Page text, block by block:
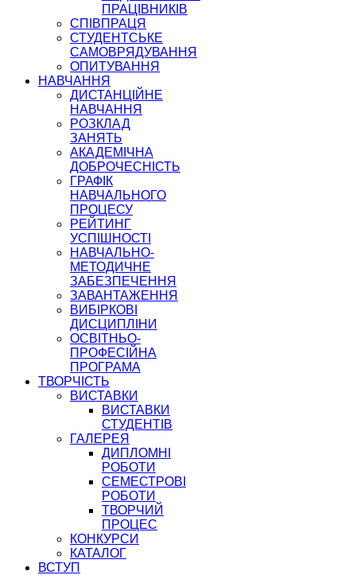
ПРАЦІВНИКІВ
СПІВПРАЦЯ
СТУДЕНТСЬКЕ
САМОВРЯДУВАННЯ
ОПИТУВАННЯ
НАВЧАННЯ
ДИСТАНЦІЙНЕ
НАВЧАННЯ
РОЗКЛАД
ЗАНЯТЬ
АКАДЕМІЧНА
ДОБРОЧЕСНІСТЬ
ГРАФІК
НАВЧАЛЬНОГО
ПРОЦЕСУ
РЕЙТИНГ
УСПІШНОСТІ
НАВЧАЛЬНО-
МЕТОДИЧНЕ
ЗАБЕЗПЕЧЕННЯ
ЗАВАНТАЖЕННЯ
ВИБІРКОВІ
ДИСЦИПЛІНИ
ОСВІТНЬО-
ПРОФЕСІЙНА
ПРОГРАМА
ТВОРЧІСТЬ
ВИСТАВКИ
ВИСТАВКИ
СТУДЕНТІВ
ГАЛЕРЕЯ
ДИПЛОМНІ
РОБОТИ
СЕМЕСТРОВІ
РОБОТИ
ТВОРЧИЙ
ПРОЦЕС
КОНКУРСИ
КАТАЛОГ
ВСТУП